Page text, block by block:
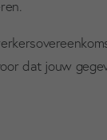
dat jouw